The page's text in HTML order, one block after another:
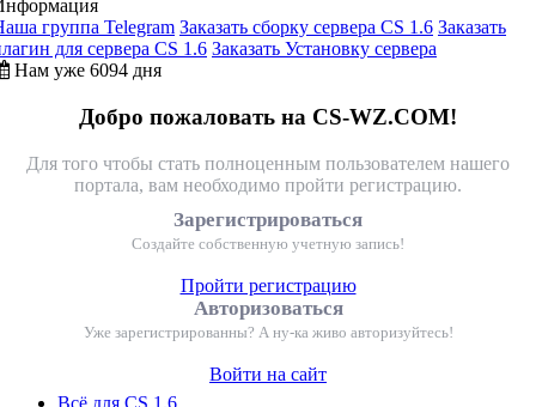
группа Telegram Заказать сборку сервера CS 1.6 Заказать
для сервера CS 1.6 Заказать Установку сервера
Нам уже 6094 дня
Добро пожаловать на CS-WZ.COM!
Для того чтобы стать полноценным пользователем нашего
портала, вам необходимо пройти регистрацию.
Зарегистрироваться
Создайте собственную учетную запись!
Пройти регистрацию
Авторизоваться
Уже зарегистрированны? А ну-ка живо авторизуйтесь!
Войти на сайт
Всё для CS 1.6